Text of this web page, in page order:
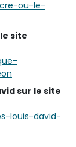
ou-le-
site
sur le site
louis-david-